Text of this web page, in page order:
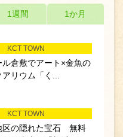
1週間 1か月
KCT TOWN
ル倉敷でアート×金魚の
リウム「く...
KCT TOWN
区の隠れた宝石 無料